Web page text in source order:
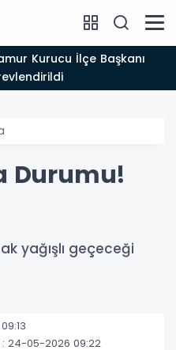
Durumu!
yağışlı geçeceği
24-05-2026 09:22